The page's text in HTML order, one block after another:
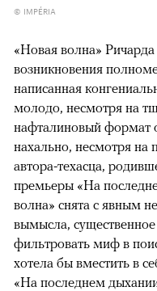
© IMPÉRIA
00:00 /
«Новая волна»
возникновения
написанная
молодо, несмотря на
нафталиновый формат
нахально, несмотря на
автора-техасца,
премьеры «На
волна» снята с явным
вымысла,
фильтровать миф в
хотела бы вместить в
«На последнем